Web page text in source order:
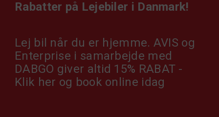
Rabatter på Lejebiler i Danmark!
Lej bil når du er hjemme. AVIS og
Enterprise i samarbejde med
DABGO giver altid 15% RABAT -
Klik her og book online idag